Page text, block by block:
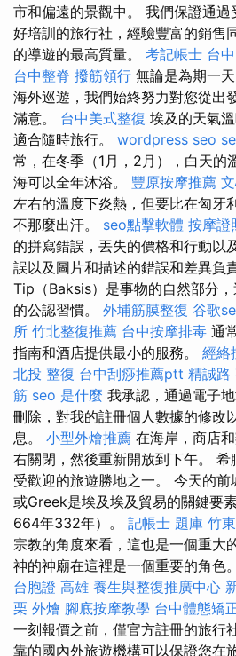
市和偏遠的景觀中。 我們保證通過
好培訓的旅行社，經驗豐富的銷售
的導遊的最高質量。 考記帳士 台
台中整脊 撥筋領行 無論是為期一
海外巡遊，我們始終努力對您從出
滿意。 台中美式整復 埃及的天氣
適合隨時旅行。 wordpress seo
常，在冬季（1月，2月），白天的
海可以全年沐浴。 豐原按摩推薦
左右的溫度下炎熱，但要比在匈牙
不那麼出汗。 seo點擊軟體 按摩證
的拼寫錯誤，丟失的價格和行動以
誤以及圖片和描述的錯誤和差異負
Tip（Baksis）是事物的自然部分
的公認習慣。 外埔筋膜整復 谷歌
所 竹北整復推薦 台中按摩排毒 通
指南和酒店提供最小的服務。 經絡
北投 整復 台中刮痧推薦ptt 精誠路
筋 seo 是什麼 我承認，通過電子
刪除，對我的註冊個人數據的修改
息。 小型外燴推薦 在海岸，商店
右關閉，然後重新開放到下午。
受歡迎的旅遊勝地之一。 今天的
或Greek是埃及埃及貿易的關鍵要
664年332年）。 記帳士 題庫 竹
宗教的角度來看，這也是一個重大
神的神廟在這裡是一個重要的角色。
台胞證 高雄 養生與整復推廣中心
栗 外燴 腳底按摩教學 台中體態矯
一刻報價之前，僅官方註冊的旅行
靠的國內外旅遊機構可以保證您在